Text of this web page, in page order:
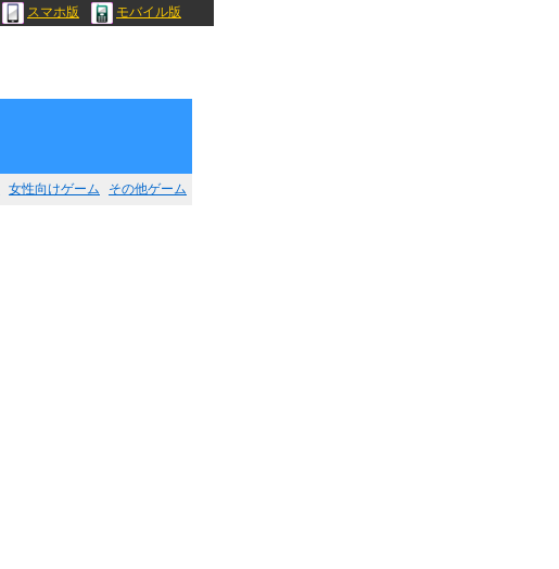
スマホ版 モバイル版
女性向けゲーム その他ゲーム